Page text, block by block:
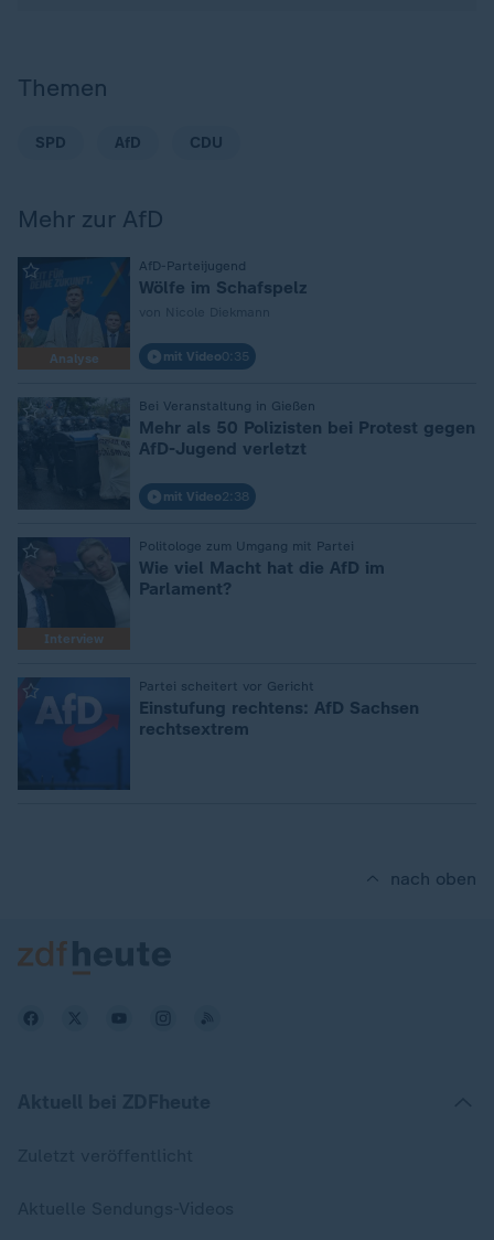
Themen
SPD AfD CDU
Mehr zur AfD
Analyse
AfD-Parteijugend
Wölfe im Schafspelz
mit Video0:35
Bei Veranstaltung in Gießen
Mehr als 50 Polizisten bei Protest gegen
AfD-Jugend verletzt
mit Video2:38
Interview
Politologe zum Umgang mit Partei
Wie viel Macht hat die AfD im
Parlament?
Partei scheitert vor Gericht
Einstufung rechtens: AfD Sachsen
rechtsextrem
nach oben